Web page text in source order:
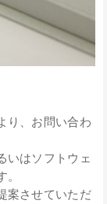
り、お問い合わ
いはソフトウェ
案させていただ